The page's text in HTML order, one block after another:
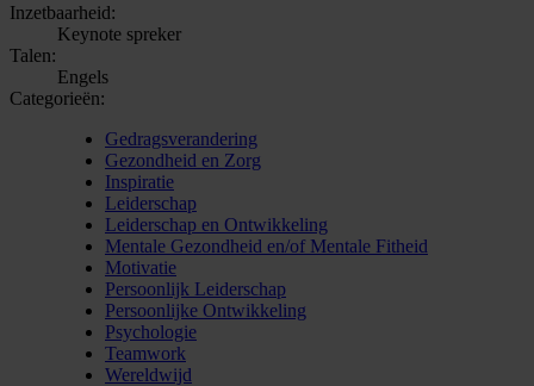
Inzetbaarheid:
Keynote spreker
Talen:
Engels
Categorieën:
Gedragsverandering
Gezondheid en Zorg
Inspiratie
Leiderschap
Leiderschap en Ontwikkeling
Mentale Gezondheid en/of Mentale Fitheid
Motivatie
Persoonlijk Leiderschap
Persoonlijke Ontwikkeling
Psychologie
Teamwork
Wereldwijd